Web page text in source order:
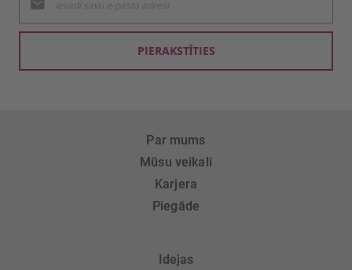
jaunumu
saņemšanai:
PIERAKSTĪTIES
Par mums
Mūsu veikali
Karjera
Piegāde
Idejas